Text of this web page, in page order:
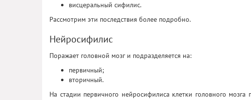
висцеральный сифилис.
Рассмотрим эти последствия более подробно.
Нейросифилис
Поражает головной мозг и подразделяется на:
первичный;
вторичный.
На стадии первичного нейросифилиса клетки головного